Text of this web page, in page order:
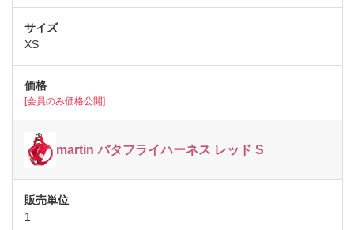
XS
[会員のみ価格公開]
martin バタフライハーネス レッド S
1